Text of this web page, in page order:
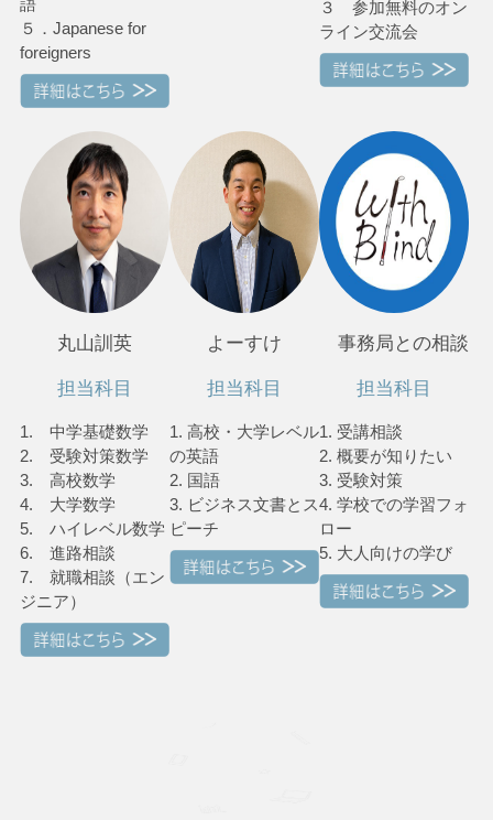
語
５．Japanese for
foreigners
３ 参加無料のオン
ライン交流会
丸山訓英
担当科目
1. 中学基礎数学
2. 受験対策数学
3. 高校数学
4. 大学数学
5. ハイレベル数学
6. 進路相談
7. 就職相談（エン
ジニア）
よーすけ
担当科目
1. 高校・大学レベル
の英語
2. 国語
3. ビジネス文書とス
ピーチ
事務局との相談
担当科目
1. 受講相談
2. 概要が知りたい
3. 受験対策
4. 学校での学習フォ
ロー
5. 大人向けの学び